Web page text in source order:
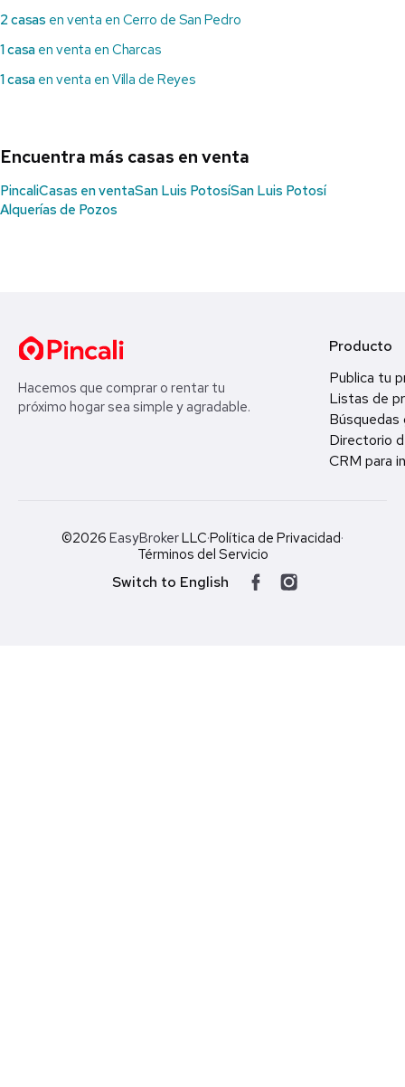
2 casas en venta en Cerro de San Pedro
1 casa en venta en Charcas
1 casa en venta en Villa de Reyes
Encuentra más casas en venta
PincaliCasas en ventaSan Luis PotosíSan Luis Potosí
Alquerías de Pozos
Hacemos que comprar o rentar tu
próximo hogar sea simple y agradable.
Producto
Publica tu
Listas de
Búsquedas
Directorio
CRM para
©2026 EasyBrokerLLC·Política de Privacidad·
Términos del Servicio
Switch to English